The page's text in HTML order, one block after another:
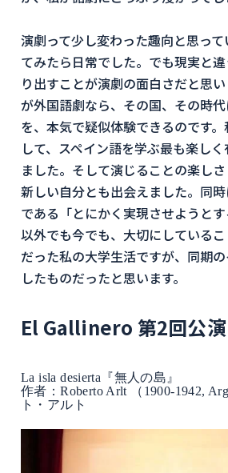
演劇って少し変わった趣向と思っ
てみたら日常でした。でも現実と
り出すことが演劇の面白さだと思
が外国語劇なら、その国、その時
を、本気で疑似体験できるのです
して、スペイン語を学ぶ最も楽し
ました。そして演じることの楽し
新しい自分とも出会えました。同
である「とにかく実現させようと
以外でも今でも、大切にしている
だった私の大学生活ですが、同期
したものだったと思います。
El Gallinero 第2回公演
La isla desierta『無人の島』
作者：Roberto Arlt （1900-1942,
ト・アルト